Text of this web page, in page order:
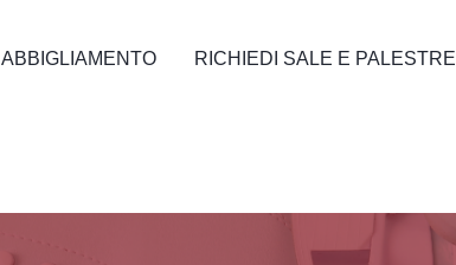
ABBIGLIAMENTO RICHIEDI SALE E PALESTRE